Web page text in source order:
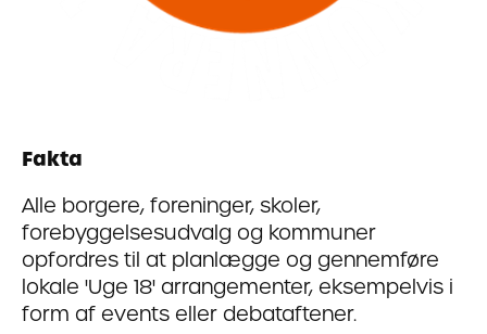
Fakta
Alle borgere, foreninger, skoler,
forebyggelsesudvalg og kommuner
opfordres til at planlægge og gennemføre
lokale 'Uge 18' arrangementer, eksempelvis i
form af events eller debataftener.